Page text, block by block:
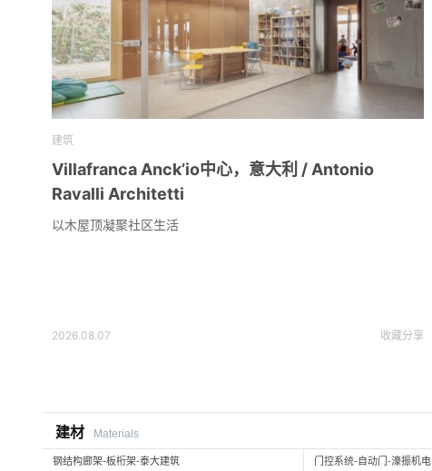
建筑
Villafranca Anck’io中心，意大利 / Antonio
Ravalli Architetti
以木屋顶凝聚社区生活
2026.08.07 收藏分享
建材 Materials
钢结构廊架-板桁架-泰大建筑 门控系统-自动门-濠振机电